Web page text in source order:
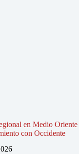
en Medio
con Occidente